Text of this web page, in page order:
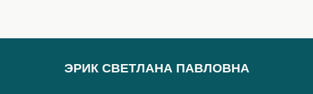
ЭРИК СВЕТЛАНА ПАВЛОВНА